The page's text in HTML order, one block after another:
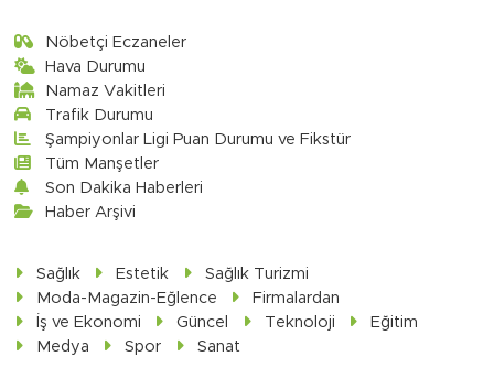
Nöbetçi Eczaneler
Hava Durumu
Namaz Vakitleri
Trafik Durumu
Şampiyonlar Ligi Puan Durumu ve Fikstür
Tüm Manşetler
Son Dakika Haberleri
Haber Arşivi
Sağlık Estetik
Sağlık Turizmi
Moda-Magazin-Eğlence
Firmalardan
İş ve Ekonomi
Güncel Teknoloji
Eğitim
Medya
Spor Sanat